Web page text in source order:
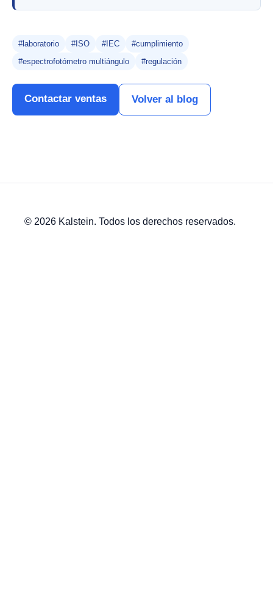
#laboratorio #ISO #IEC
#cumplimiento
#espectrofotómetro multiángulo
#regulación
Contactar ventas Volver al blog
© 2026 Kalstein. Todos los derechos reservados.